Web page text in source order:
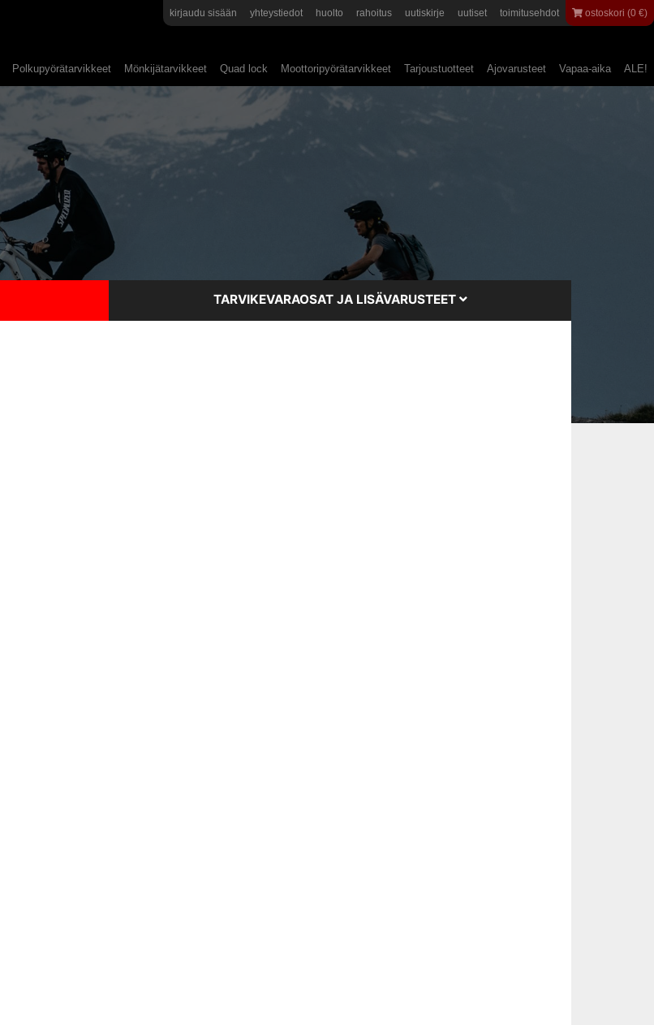
kirjaudu sisään yhteystiedot huolto rahoitus uutiskirje uutiset toimitusehdot ostoskori (0 €)
Polkupyörätarvikkeet Mönkijätarvikkeet Quad lock Moottoripyörätarvikkeet Tarjoustuotteet Ajovarusteet Vapaa-aika ALE!
TARVIKEVARAOSAT JA LISÄVARUSTEET